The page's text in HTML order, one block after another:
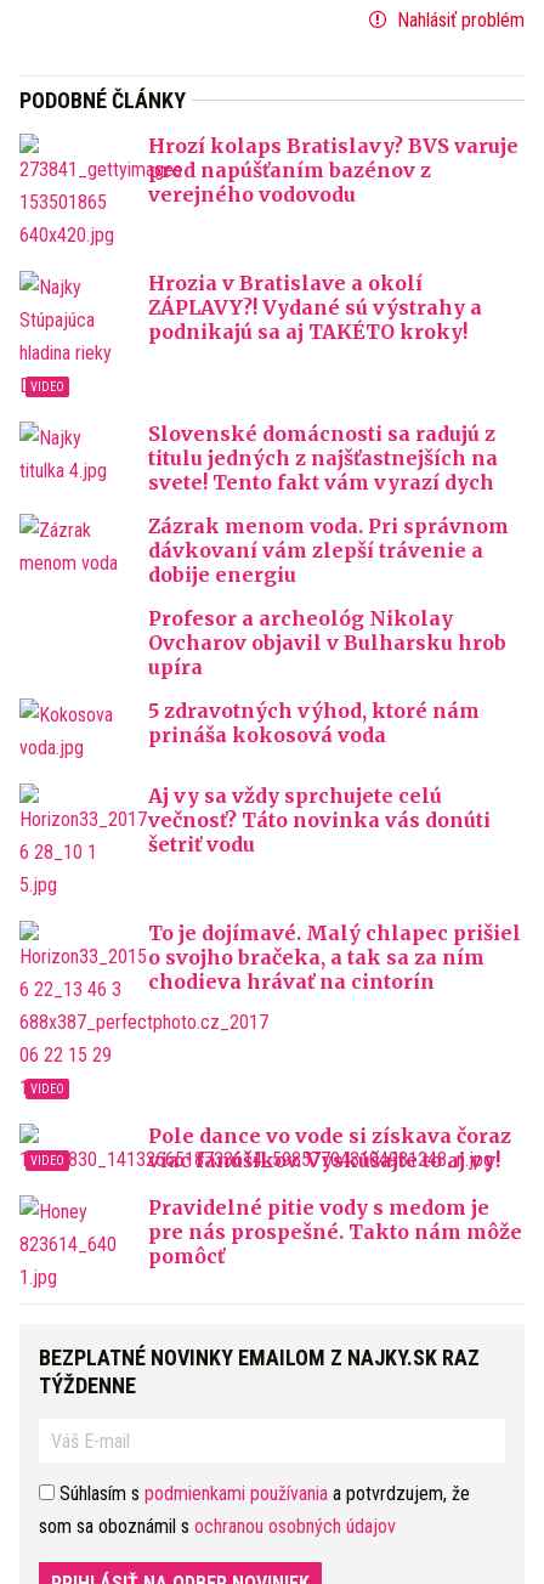
Nahlásiť problém
PODOBNÉ ČLÁNKY
Hrozí kolaps Bratislavy? BVS varuje
pred napúšťaním bazénov z
verejného vodovodu
Hrozia v Bratislave a okolí
ZÁPLAVY?! Vydané sú výstrahy a
podnikajú sa aj TAKÉTO kroky!
Slovenské domácnosti sa radujú z
titulu jedných z najšťastnejších na
svete! Tento fakt vám vyrazí dych
Zázrak menom voda. Pri správnom
dávkovaní vám zlepší trávenie a
dobije energiu
Profesor a archeológ Nikolay
Ovcharov objavil v Bulharsku hrob
upíra
5 zdravotných výhod, ktoré nám
prináša kokosová voda
Aj vy sa vždy sprchujete celú
večnosť? Táto novinka vás donúti
šetriť vodu
To je dojímavé. Malý chlapec prišiel
o svojho bračeka, a tak sa za ním
chodieva hrávať na cintorín
Pole dance vo vode si získava čoraz
viac fanúšikov. Vyskúšajte to aj vy!
Pravidelné pitie vody s medom je
pre nás prospešné. Takto nám môže
pomôcť
BEZPLATNÉ NOVINKY EMAILOM Z NAJKY.SK RAZ
TÝŽDENNE
Súhlasím s podmienkami používania a potvrdzujem, že
som sa oboznámil s ochranou osobných údajov